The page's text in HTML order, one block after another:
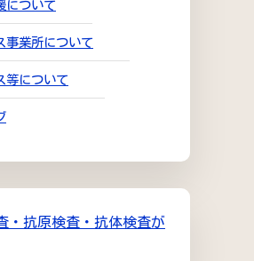
について
事業所について
等について
・抗原検査・抗体検査が